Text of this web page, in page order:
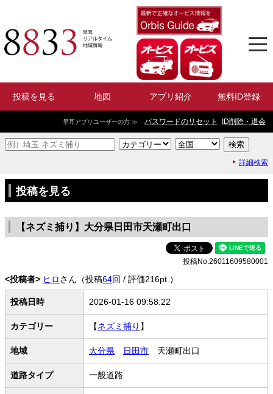
投稿を見る 地図 アプリ紹介 無料ID登録
早耳アプリユーザーの方 ≫ パスワードのリセット ID削除・退会
詳細検索
投稿を見る
【ネズミ捕り】大分県日田市天瀬町出口
投稿No.26011609580001
<投稿者> ヒロさん（投稿64回 / 評価216pt.）
投稿日時 2026-01-16 09:58:22
カテゴリー 【ネズミ捕り 】
地域 大分県 日田市 天瀬町出口
道路タイプ 一般道路